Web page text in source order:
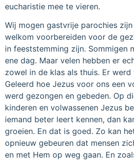
eucharistie mee te vieren.
Wij mogen gastvrije parochies
welkom voorbereiden voor de
in feeststemming zijn. Sommigen
ene dag. Maar velen hebben er
zowel in de klas als thuis. Er
Geleerd hoe Jezus voor ons een
werd gezongen en gebeden. Op
kinderen en volwassenen Jezus
iemand beter leert kennen, dan
groeien. En dat is goed. Zo kan
opnieuw gebeuren dat mensen
en met Hem op weg gaan. En